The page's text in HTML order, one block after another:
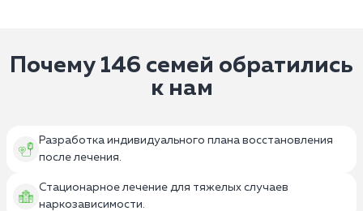
Почему 146 семей обратились
к нам
Разработка индивидуального плана восстановления
после лечения.
Стационарное лечение для тяжелых случаев
наркозависимости.